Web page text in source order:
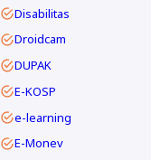
Disabilitas
Droidcam
DUPAK
E-KOSP
e-learning
E-Monev